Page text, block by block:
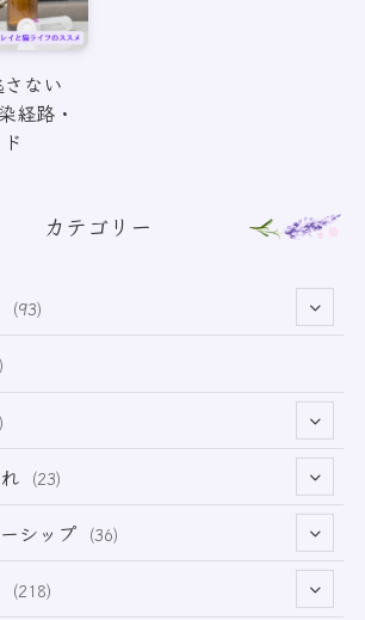
ない
経路・
カテゴリー
(93)
(23)
シップ (36)
(218)